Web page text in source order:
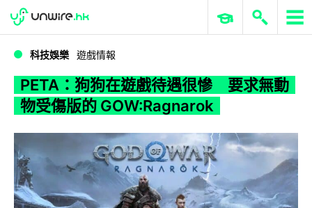
WWDC 2026 ERP 與商業 AI
科技娛樂 遊戲情報
PETA：狗狗在遊戲待遇很慘 要求無動
物受傷版的 GOW:Ragnarok